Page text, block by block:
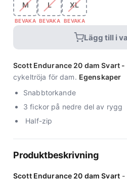
M
BEVAKA
L
BEVAKA
XL
BEVAKA
Lägg till i
Scott Endurance 20 dam Svart -
cykeltröja för dam. Egenskaper
Snabbtorkande
3 fickor på nedre del av rygg
Half-zip
Produktbeskrivning
Scott Endurance 20 dam Svart-